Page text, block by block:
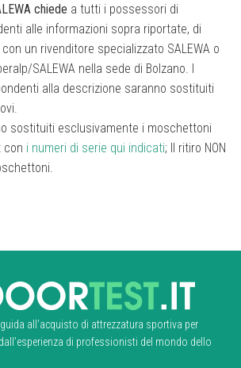
chiede a tutti i possessori di
alle informazioni sopra riportate, di
un rivenditore specializzato SALEWA o
SALEWA nella sede di Bolzano. I
alla descrizione saranno sostituiti
sostituiti esclusivamente i moschettoni
con i numeri di serie qui indicati; Il ritiro NON
all’acquisto di attrezzatura sportiva per
di professionisti del mondo dello